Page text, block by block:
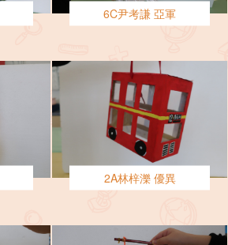
6C尹考謙 亞軍
2A林梓濼 優異